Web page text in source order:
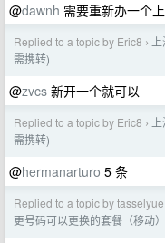
@dawnh 需要重新办一个
Replied to a topic by Eric8 ›
需携转)
@zvcs 新开一个就可以
Replied to a topic by Eric8 ›
需携转)
@hermanarturo 5 条
Replied to a topic by tasselyue
更号码可以更换的套餐（移动）